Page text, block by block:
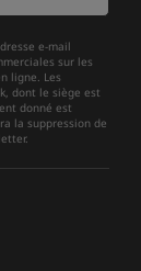
e-mail
sur les
ligne. Les
dont le siège est
donné est
la suppression de